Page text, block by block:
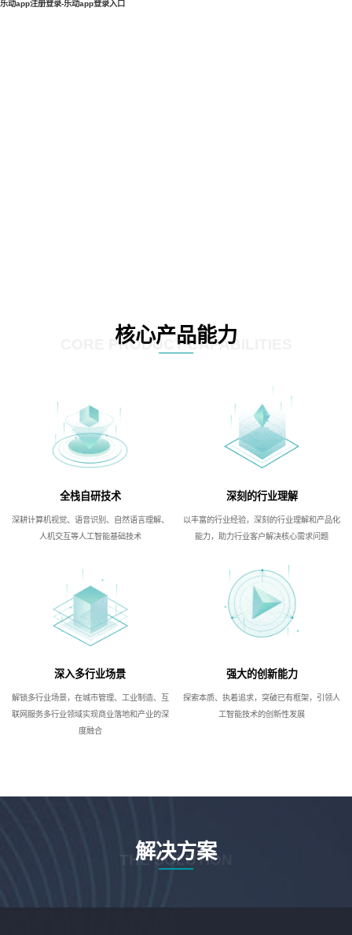
乐动app注册登录-乐动app登录入口
核心产品能力
CORE PRODUCT CAPABILITIES
全栈自研技术
深耕计算机视觉、语音识别、自然语言理解、
人机交互等人工智能基础技术
深刻的行业理解
以丰富的行业经验，深刻的行业理解和产品化
能力，助力行业客户解决核心需求问题
深入多行业场景
解锁多行业场景，在城市管理、工业制造、互
联网服务多行业领域实现商业落地和产业的深
度融合
强大的创新能力
探索本质、执着追求，突破已有框架，引领人
工智能技术的创新性发展
解决方案
THE SOLUTION